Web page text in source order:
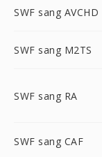
SWF sang AVCHD
SWF sang M2TS
SWF sang RA
SWF sang CAF